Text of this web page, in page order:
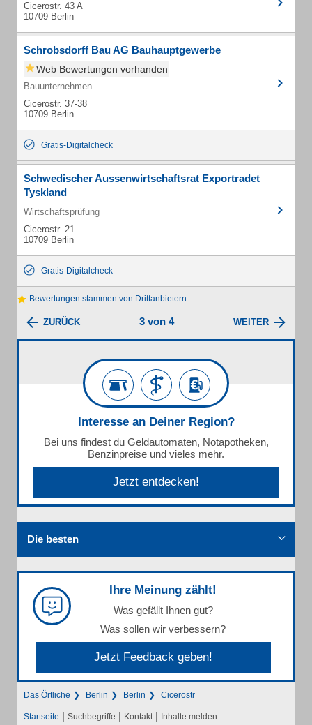
Cicerostr. 43 A
10709 Berlin
Schrobsdorff Bau AG Bauhauptgewerbe
Web Bewertungen vorhanden
Bauunternehmen
Cicerostr. 37-38
10709 Berlin
Gratis-Digitalcheck
Schwedischer Aussenwirtschaftsrat Exportradet
Tyskland
Wirtschaftsprüfung
Cicerostr. 21
10709 Berlin
Gratis-Digitalcheck
Bewertungen stammen von Drittanbietern
ZURÜCK 3 von 4 WEITER
Interesse an Deiner Region?
Bei uns findest du Geldautomaten, Notapotheken,
Benzinpreise und vieles mehr.
Jetzt entdecken!
Die besten
Ihre Meinung zählt!
Was gefällt Ihnen gut?
Was sollen wir verbessern?
Jetzt Feedback geben!
Das Örtliche Berlin Berlin Cicerostr
Startseite | Suchbegriffe | Kontakt | Inhalte melden